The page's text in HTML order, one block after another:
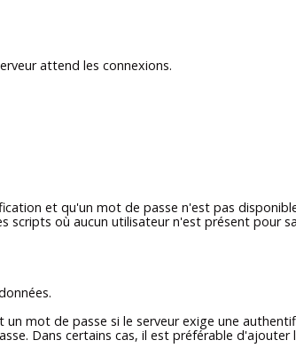
attend les connexions.
et qu'un mot de passe n'est pas
où aucun utilisateur n'est présent pour
mot de passe si le serveur exige une
Dans certains cas, il est préférable d'ajouter